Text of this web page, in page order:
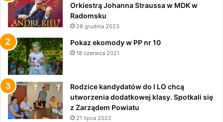
Orkiestrą Johanna Straussa w MDK w
Radomsku
28 grudnia 2023
Pokaz ekomody w PP nr 10
18 czerwca 2021
Rodzice kandydatów do I LO chcą
utworzenia dodatkowej klasy. Spotkali się
z Zarządem Powiatu
21 lipca 2022